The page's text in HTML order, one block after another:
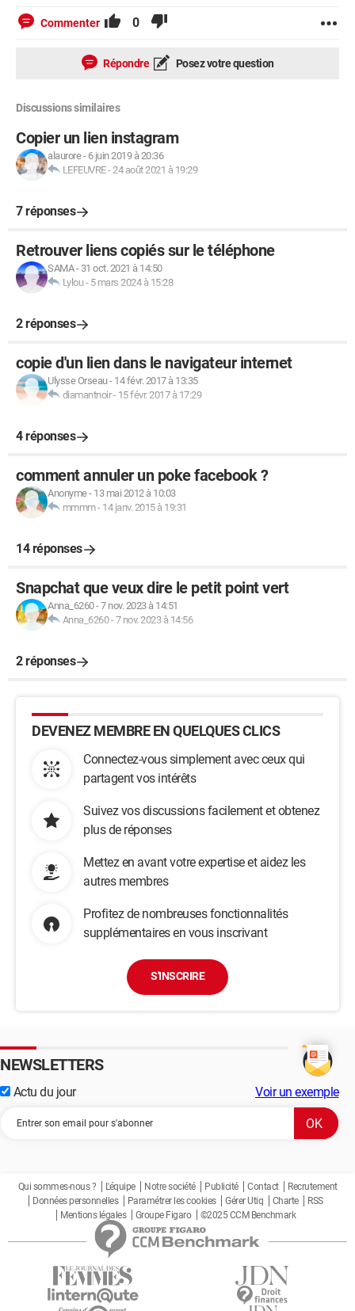
Commenter 0
Répondre Posez votre question
Discussions similaires
Copier un lien instagram
alaurore- 6 juin 2019 à 20:36
LEFEUVRE-24 août 2021 à 19:29
7 réponses
Retrouver liens copiés sur le téléphone
SAMA- 31 oct. 2021 à 14:50
Lylou- 5 mars 2024 à 15:28
2 réponses
copie d'un lien dans le navigateur internet
Ulysse Orseau- 14 févr. 2017 à 13:35
diamantnoir- 15 févr. 2017 à 17:29
4 réponses
comment annuler un poke facebook ?
Anonyme- 13 mai 2012 à 10:03
mmmm- 14 janv. 2015 à 19:31
14 réponses
Snapchat que veux dire le petit point vert
Anna_6260-7 nov. 2023 à 14:51
Anna_6260-7 nov. 2023 à 14:56
2 réponses
DEVENEZ MEMBRE EN QUELQUES CLICS
Connectez-vous simplement avec ceux qui
partagent vos intérêts
Suivez vos discussions facilement et obtenez
plus de réponses
Mettez en avant votre expertise et aidez les
autres membres
Profitez de nombreuses fonctionnalités
supplémentaires en vous inscrivant
S'INSCRIRE
NEWSLETTERS
Actu du jour Voir un exemple
Qui sommes-nous ? L'équipe Notre société Publicité Contact
Recrutement
Données personnelles
Paramétrer les cookies Gérer Utiq Charte
RSS
Mentions légales
Groupe Figaro ©2025 CCM Benchmark